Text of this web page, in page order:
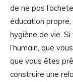
de ne pas
éducation
hygiène de vie.
l’humain, que
que vous êtes
construire une